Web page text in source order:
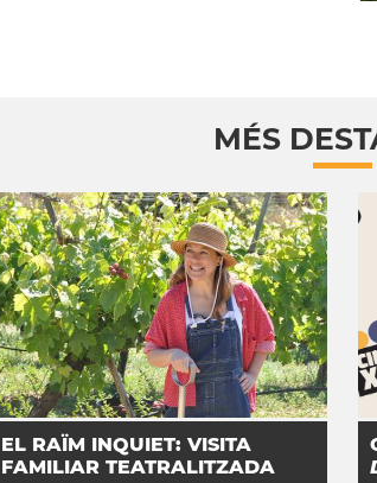
MÉS
EL RAÏM INQUIET: VISITA
FAMILIAR TEATRALITZADA